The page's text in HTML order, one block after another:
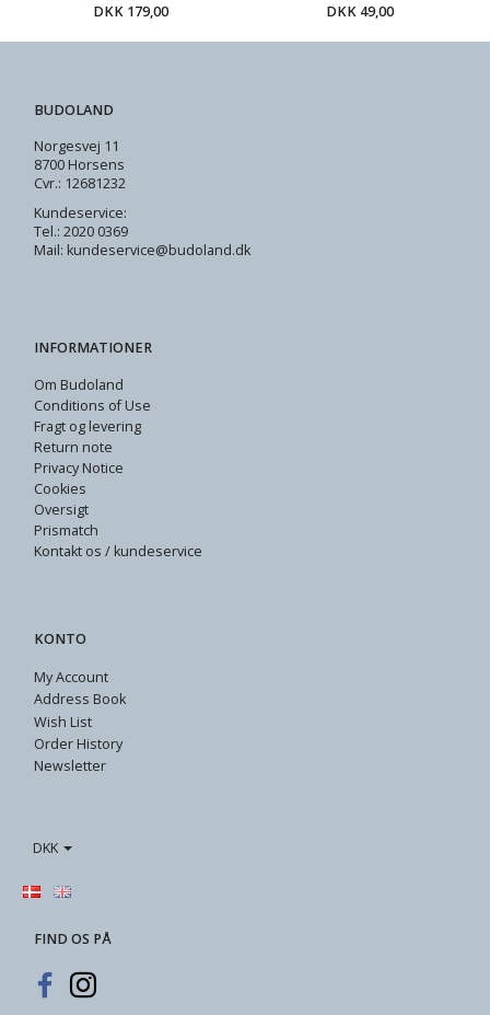
DKK 179,00
DKK 49,00
BUDOLAND
Norgesvej 11
8700 Horsens
Cvr.: 12681232
Kundeservice:
Tel.: 2020 0369
Mail: kundeservice@budoland.dk
INFORMATIONER
Om Budoland
Conditions of Use
Fragt og levering
Return note
Privacy Notice
Cookies
Oversigt
Prismatch
Kontakt os / kundeservice
KONTO
My Account
Address Book
Wish List
Order History
Newsletter
DKK
FIND OS PÅ